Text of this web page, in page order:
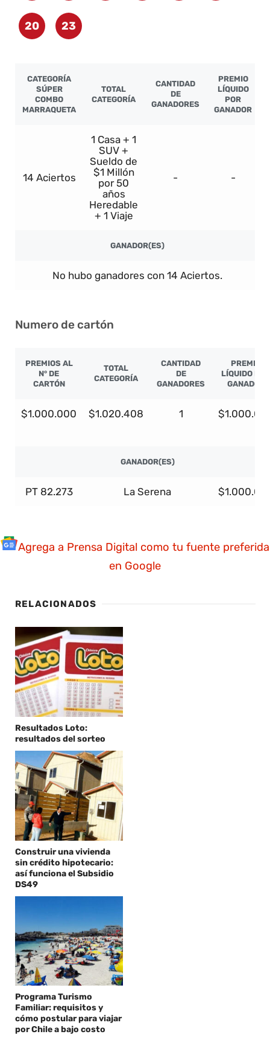
20 23
CATEGORÍA
SÚPER
COMBO
MARRAQUETA
TOTAL
CATEGORÍA
CANTIDAD
DE
GANADORES
PREMIO
LÍQUIDO
POR
GANADOR
14 Aciertos
1 Casa + 1
SUV +
Sueldo de
$1 Millón
por 50
años
Heredable
+ 1 Viaje
- -
GANADOR(ES)
No hubo ganadores con 14 Aciertos.
Numero de cartón
PREMIOS AL
N° DE
CARTÓN
TOTAL
CATEGORÍA
CANTIDAD
DE
GANADORES
PREMIO
LÍQUIDO POR
GANADOR
$1.000.000 $1.020.408 1
GANADOR(ES)
PT 82.273 La Serena
Agrega a Prensa Digital como tu fuente preferida
en Google
RELACIONADOS
Resultados Loto:
resultados del sorteo
Construir una vivienda
sin crédito hipotecario:
así funciona el Subsidio
DS49
Programa Turismo
Familiar: requisitos y
cómo postular para viajar
por Chile a bajo costo